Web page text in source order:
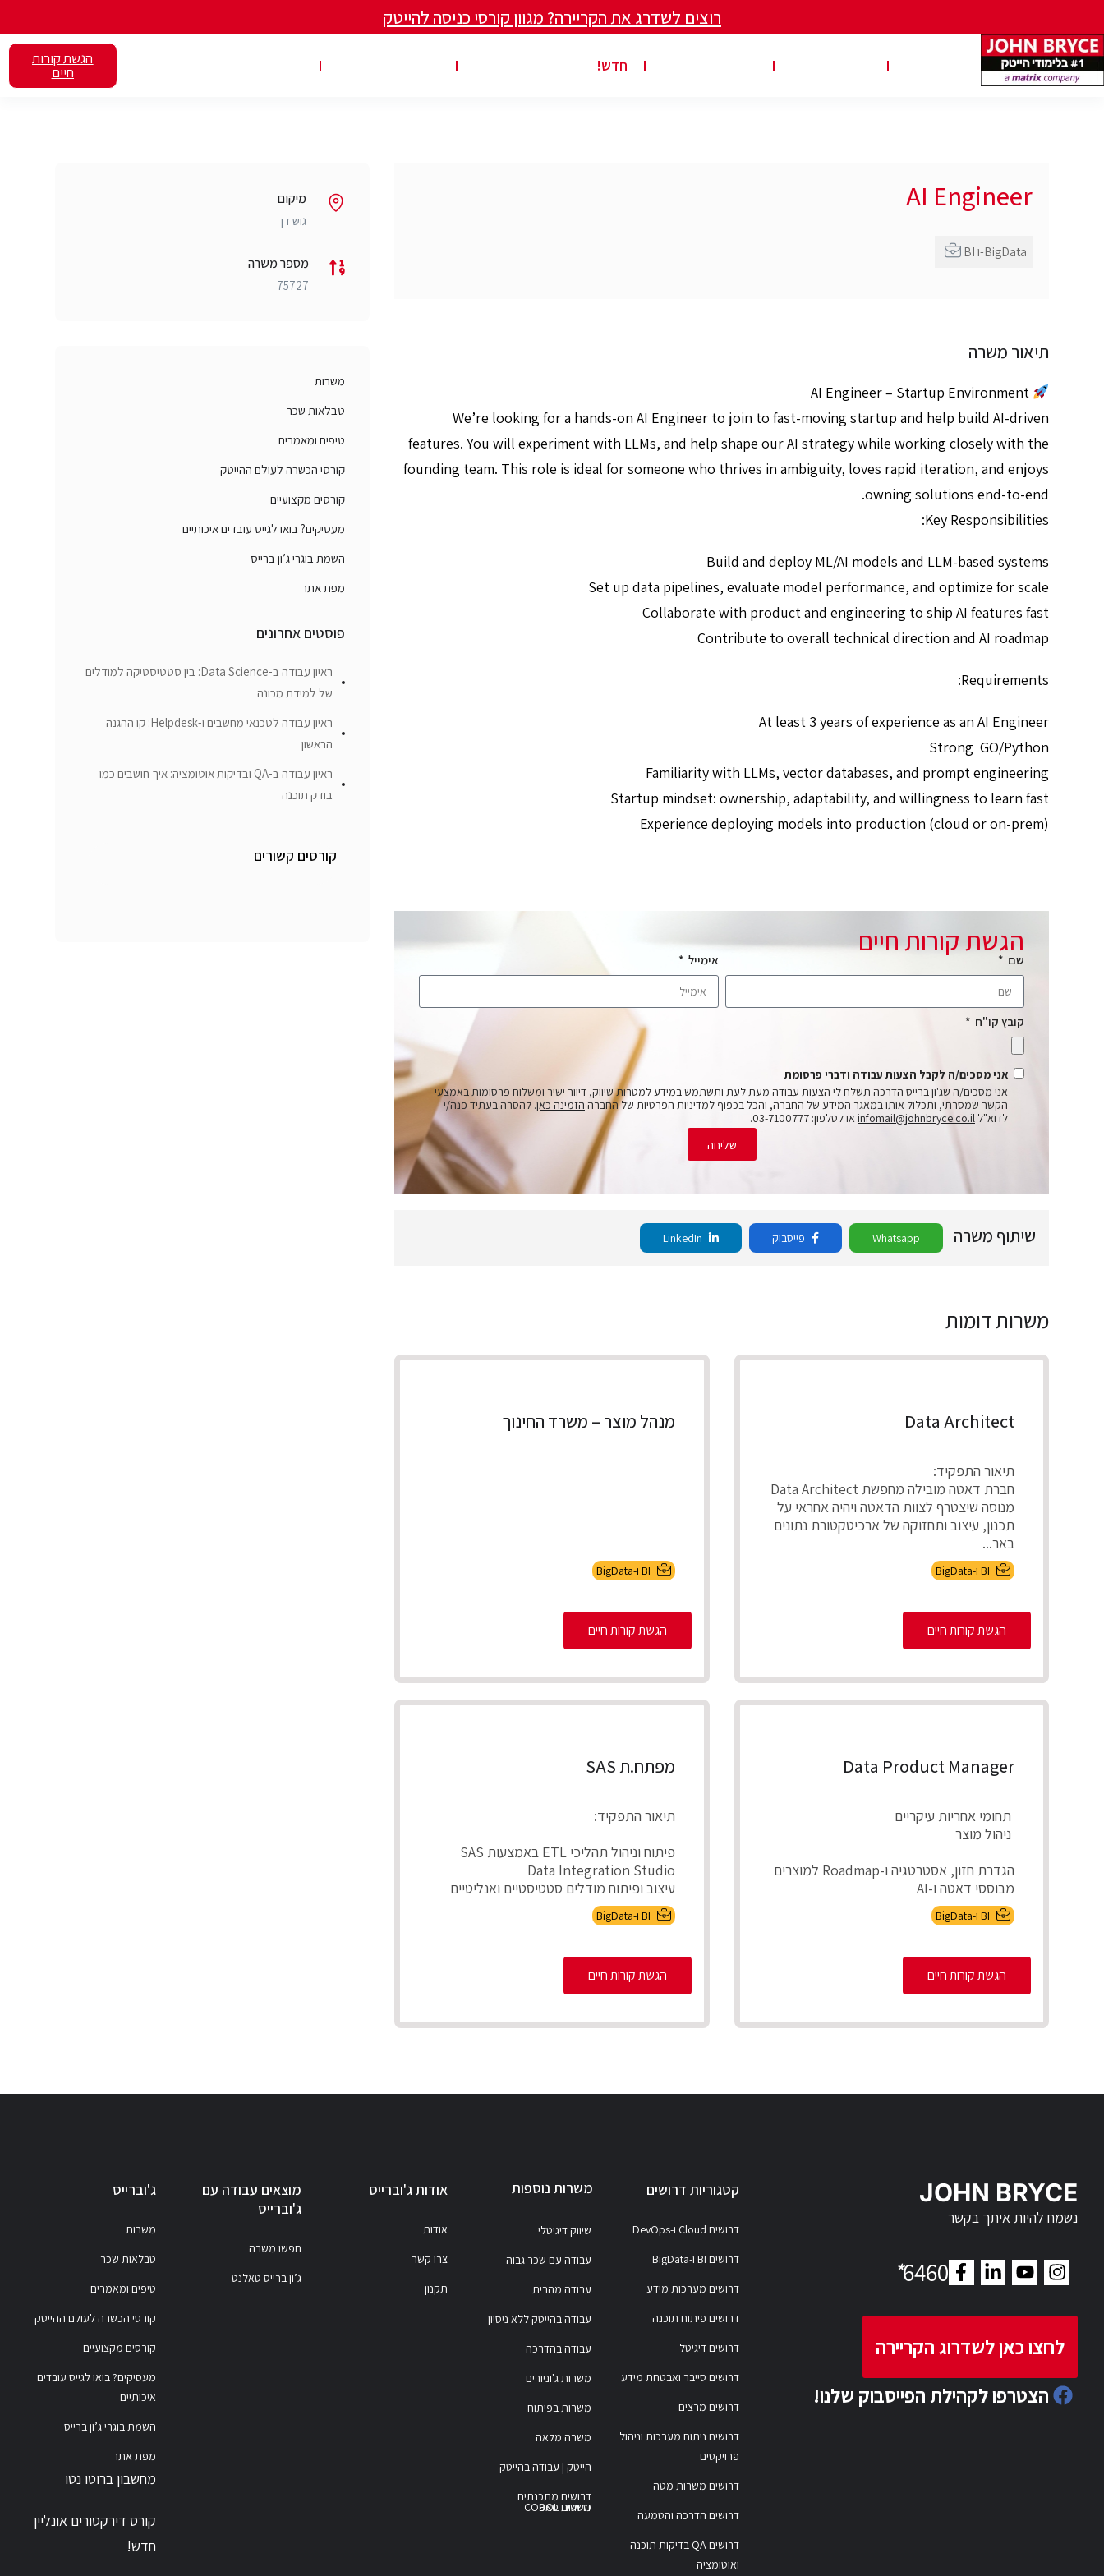
רוצים לשדרג את הקריירה? מגוון קורסי כניסה להייטק
חדש! הגשת קורות
חיים
AI Engineer
תיאור משרה
AI Engineer – Startup Environment
We’re looking for a hands-on AI Engineer to join to fast-moving startup and help build AI-driven
features. You will experiment with LLMs, and help shape our AI strategy while working closely with the
founding team. This role is ideal for someone who thrives in ambiguity, loves rapid iteration, and enjoys
owning solutions end-to-end.
Key Responsibilities:
Build and deploy ML/AI models and LLM-based systems
Set up data pipelines, evaluate model performance, and optimize for scale
Collaborate with product and engineering to ship AI features fast
Contribute to overall technical direction and AI roadmap
Requirements:
At least 3 years of experience as an AI Engineer
Strong GO/Python
Familiarity with LLMs, vector databases, and prompt engineering
Startup mindset: ownership, adaptability, and willingness to learn fast
Experience deploying models into production (cloud or on-prem)
הגשת קורות חיים
שם אימייל
קובץ קו"ח
אני מסכים/ה לקבל הצעות עבודה ודברי פרסומת
אני מסכים/ה שג'ון ברייס הדרכה תשלח לי הצעות עבודה מעת לעת ותשתמש במידע למטרות שיווק, דיוור ישיר ומשלוח פרסומות באמצעי
הקשר שמסרתי, ותכלול אותו במאגר המידע של החברה, והכל בכפוף למדיניות הפרטיות של החברה הזמינה כאן. להסרה בעתיד פנה/י
לדוא"ל infomail@johnbryce.co.il או לטלפון: 03-7100777.
שליחה
שיתוף משרה Whatsapp פייסבוק
משרות דומות
Data Architect
תיאור התפקיד:
חברת דאטה מובילה מחפשת Data Architect
מנוסה שיצטרף לצוות הדאטה ויהיה אחראי על
תכנון, עיצוב ותחזוקה של ארכיטקטורת נתונים
באר...
BI ו-BigData
הגשת קורות חיים
מנהל מוצר – משרד החינוך
BI ו-BigData
הגשת קורות חיים
Data Product Manager
תחומי אחריות עיקריים
ניהול מוצר
הגדרת חזון, אסטרטגיה ו-Roadmap למוצרים
מבוססי דאטה ו-AI
אפיון צרכים עסקיים ותרגומם לדרישות מוצר
מדיד...
BI ו-BigData
הגשת קורות חיים
מפתח.ת SAS
תיאור התפקיד:
פיתוח וניהול תהליכי ETL באמצעות SAS
Data Integration Studio
עיצוב ופיתוח מודלים סטטיסטיים ואנליטיים
בSAS
ניהול ותחזוקת ...
BI ו-BigData
הגשת קורות חיים
מיקום
גוש דן
מספר משרה
75727
משרות
טבלאות שכר
טיפים ומאמרים
קורסי הכשרה לעולם ההייטק
קורסים מקצועיים
מעסיקים? בואו לגייס עובדים איכותיים
השמת בוגרי ג’ון ברייס
מפת אתר
פוסטים אחרונים
ראיון עבודה ב-Data Science: בין סטטיסטיקה למודלים
של למידת מכונה
ראיון עבודה לטכנאי מחשבים ו-Helpdesk: קו ההגנה
הראשון
ראיון עבודה ב-QA ובדיקות אוטומציה: איך חושבים כמו
בודק תוכנה
קורסים קשורים
JOHN BRYCE
נשמח להיות איתך בקשר
6460
*
לחצו כאן לשדרוג הקריירה
הצטרפו לקהילת הפייסבוק שלנו!
קטגוריות דרושים
דרושים Cloud ו-DevOps
דרושים BI ו-BigData
דרושים מערכות מידע
דרושים פיתוח תוכנה
דרושים דיגיטל
דרושים סייבר ואבטחת מידע
דרושים מרצים
דרושים ניתוח מערכות וניהול
פרויקטים
דרושים משרות מטה
דרושים הדרכה והטמעה
דרושים QA בדיקות תוכנה
ואוטומציה
משרות נוספות
שיווק דיגיטלי
עבודה עם שכר גבוה
עבודה מהבית
עבודה בהייטק ללא ניסיון
עבודה בהדרכה
משרות ג'וניורים
משרות בפיתוח
משרה מלאה
הייטק | עבודה בהייטק
דרושים מתכנתים
דרושים סאפ
משרות COBOL
אודות ג'וברייס
אודות
צרו קשר
תקנון
מוצאים עבודה עם
ג'וברייס
חפשו משרה
ג’ון ברייס טאלנט
ג'וברייס
משרות
טבלאות שכר
טיפים ומאמרים
קורסי הכשרה לעולם ההייטק
קורסים מקצועיים
מעסיקים? בואו לגייס עובדים
איכותיים
השמת בוגרי ג’ון ברייס
מפת אתר
מחשבון ברוטו נטו
קורס דירקטורים אונליין
חדש!